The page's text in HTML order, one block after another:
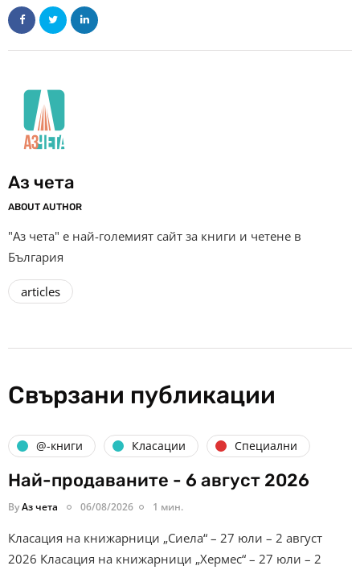
Аз чета
ABOUT AUTHOR
"Аз чета" е най-големият сайт за книги и четене в
България
articles
Свързани публикации
@-книги Класации Специални
Най-продаваните - 6 август 2026
ByАз чета 06/08/2026 1 мин.
Класация на книжарници „Сиела“ – 27 юли – 2 август
2026 Класация на книжарници „Хермес“ – 27 юли – 2